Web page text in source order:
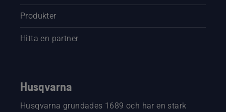
Produkter
Hitta en partner
Husqvarna
Husqvarna grundades 1689 och har en stark